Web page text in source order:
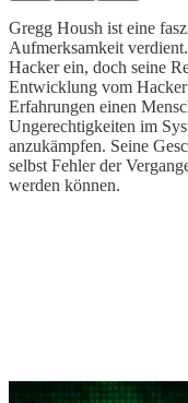
Gregg Housh ist eine
Aufmerksamkeit
Hacker ein, doch seine
Entwicklung vom
Erfahrungen einen
Ungerechtigkeiten im
anzukämpfen. Seine
selbst Fehler der
werden können.